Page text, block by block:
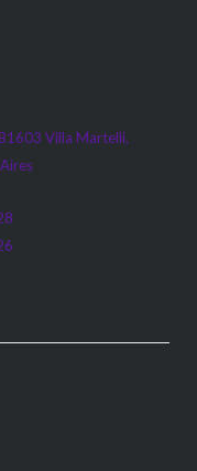
Villa Martelli,